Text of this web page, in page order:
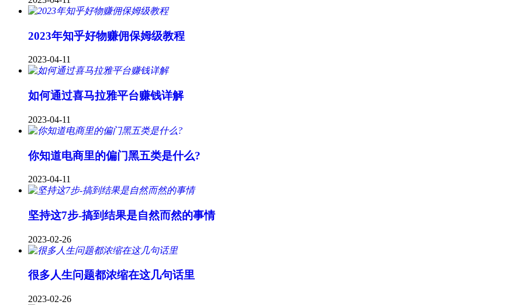
2023年知乎好物赚佣保姆级教程
2023-04-11
如何通过喜马拉雅平台赚钱详解
2023-04-11
你知道电商里的偏门黑五类是什么?
2023-04-11
坚持这7步-搞到结果是自然而然的事情
2023-02-26
很多人生问题都浓缩在这几句话里
2023-02-26